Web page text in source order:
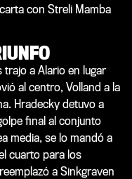
con Streli Mamba
trajo a Alario en lugar
al centro, Volland a la
Hradecky detuvo a
final al conjunto
media, se lo mandó a
cuarto para los
a Sinkgraven